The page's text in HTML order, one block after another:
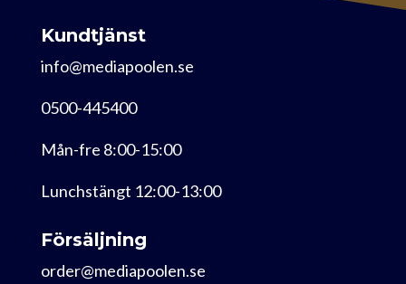
Kundtjänst
info@mediapoolen.se
0500-445400
Mån-fre 8:00-15:00
Lunchstängt 12:00-13:00
Försäljning
order@mediapoolen.se